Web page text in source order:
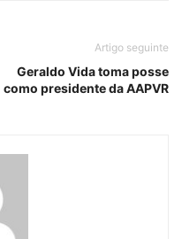
Artigo seguinte
Geraldo Vida toma posse
como presidente da AAPVR